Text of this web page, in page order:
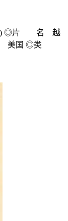
港) ◎片 名 越
美国 ◎类